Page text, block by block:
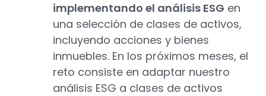
implementando el análisis ESG en
una selección de clases de activos,
incluyendo acciones y bienes
inmuebles. En los próximos meses, el
reto consiste en adaptar nuestro
análisis ESG a clases de activos